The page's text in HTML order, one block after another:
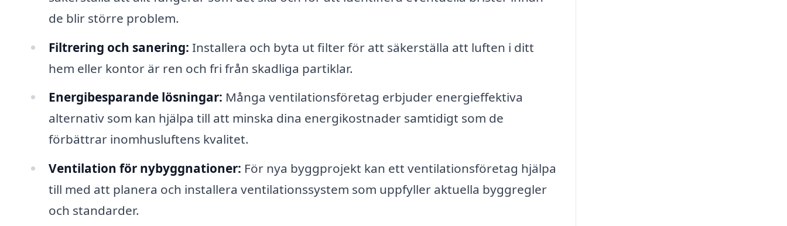
de blir större problem.
Filtrering och sanering: Installera och byta ut filter för att säkerställa att luften i ditt
hem eller kontor är ren och fri från skadliga partiklar.
Energibesparande lösningar: Många ventilationsföretag erbjuder energieffektiva
alternativ som kan hjälpa till att minska dina energikostnader samtidigt som de
förbättrar inomhusluftens kvalitet.
Ventilation för nybyggnationer: För nya byggprojekt kan ett ventilationsföretag hjälpa
till med att planera och installera ventilationssystem som uppfyller aktuella byggregler
och standarder.